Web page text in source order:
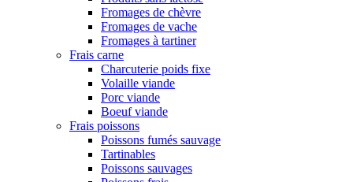
Fromages de chèvre
Fromages de vache
Fromages à tartiner
Frais carne
Charcuterie poids fixe
Volaille viande
Porc viande
Boeuf viande
Frais poissons
Poissons fumés sauvage
Tartinables
Poissons sauvages